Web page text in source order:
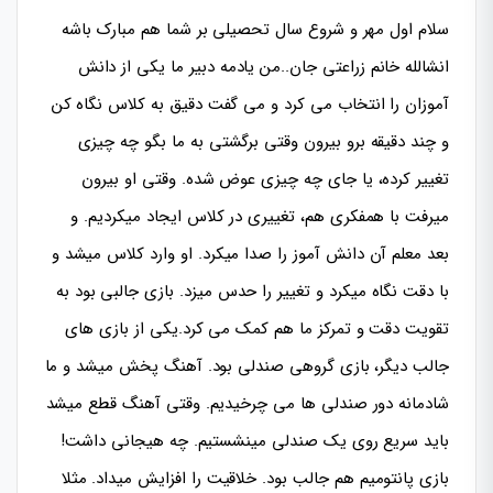
سلام اول مهر و شروع سال تحصیلی بر شما هم مبارک باشه
انشالله خانم زراعتی جان..من یادمه دبیر ما یکی از دانش
آموزان را انتخاب می کرد و می گفت دقیق به کلاس نگاه کن
و چند دقیقه برو بیرون وقتی برگشتی به ما بگو چه چیزی
تغییر کرده، یا جای چه چیزی عوض شده. وقتی او بیرون
میرفت با همفکری هم، تغییری در کلاس ایجاد میکردیم. و
بعد معلم آن دانش آموز را صدا میکرد. او وارد کلاس میشد و
با دقت نگاه میکرد و تغییر را حدس میزد. بازی جالبی بود به
تقویت دقت و تمرکز ما هم کمک می کرد.یکی از بازی های
جالب دیگر، بازی گروهی صندلی بود. آهنگ پخش می­شد و ما
شادمانه دور صندلی ها می چرخیدیم. وقتی آهنگ قطع می­شد
باید سریع روی یک صندلی می­نشستیم. چه هیجانی داشت!
بازی پانتومیم هم جالب بود. خلاقیت را افزایش می­داد. مثلا